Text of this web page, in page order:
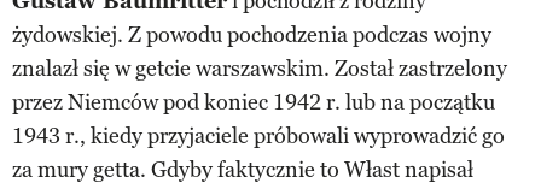
żydowskiej. Z powodu pochodzenia podczas wojny
znalazł się w getcie warszawskim. Został zastrzelony
przez Niemców pod koniec 1942 r. lub na początku
1943 r., kiedy przyjaciele próbowali wyprowadzić go
za mury getta. Gdyby faktycznie to Włast napisał